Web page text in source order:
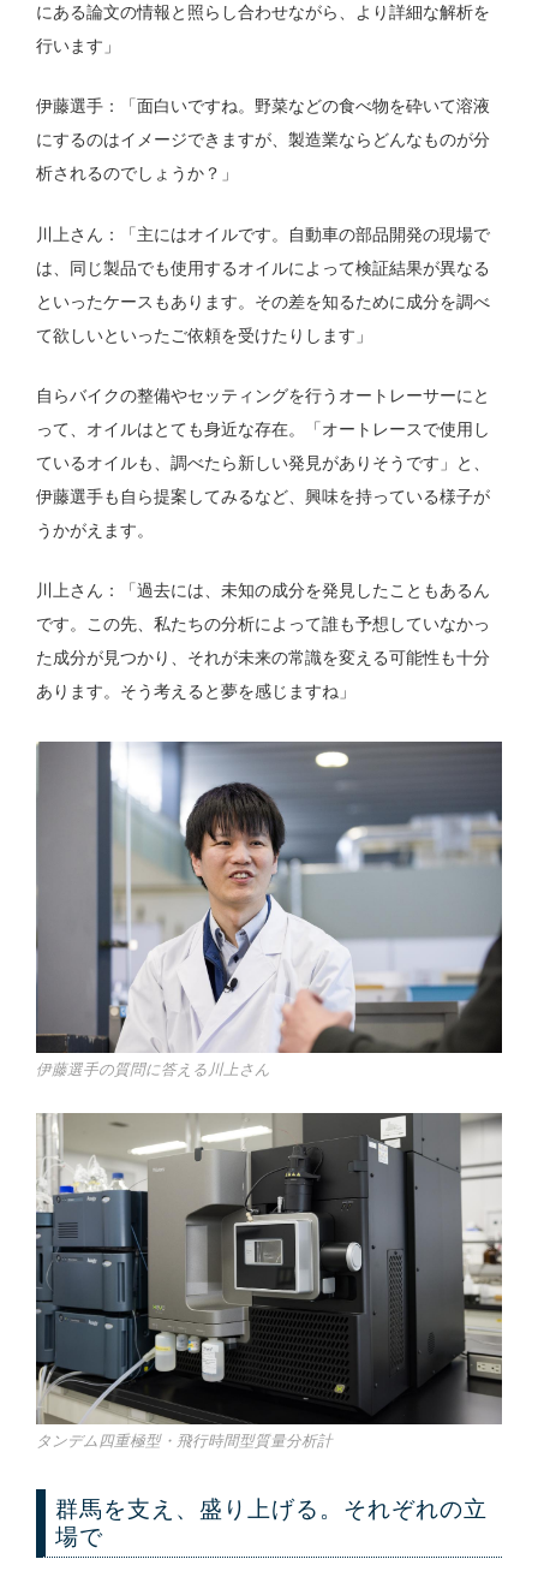
にある論文の情報と照らし合わせながら、より詳細な解析を
行います」
伊藤選手：「面白いですね。野菜などの食べ物を砕いて溶液
にするのはイメージできますが、製造業ならどんなものが分
析されるのでしょうか？」
川上さん：「主にはオイルです。自動車の部品開発の現場で
は、同じ製品でも使用するオイルによって検証結果が異なる
といったケースもあります。その差を知るために成分を調べ
て欲しいといったご依頼を受けたりします」
自らバイクの整備やセッティングを行うオートレーサーにと
って、オイルはとても身近な存在。「オートレースで使用し
ているオイルも、調べたら新しい発見がありそうです」と、
伊藤選手も自ら提案してみるなど、興味を持っている様子が
うかがえます。
川上さん：「過去には、未知の成分を発見したこともあるん
です。この先、私たちの分析によって誰も予想していなかっ
た成分が見つかり、それが未来の常識を変える可能性も十分
あります。そう考えると夢を感じますね」
伊藤選手の質問に答える川上さん
タンデム四重極型・飛行時間型質量分析計
群馬を支え、盛り上げる。それぞれの立
場で